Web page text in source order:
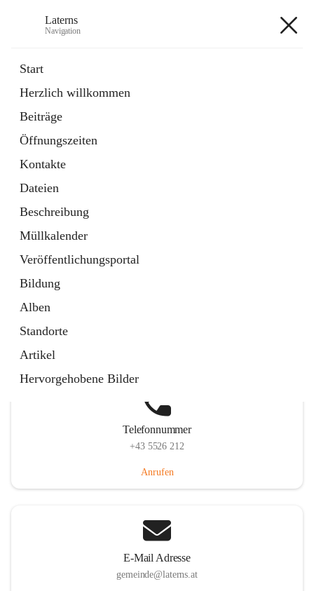
Laterns
Navigation
Start
Herzlich willkommen
Beiträge
Öffnungszeiten
Kontakte
Dateien
Beschreibung
Müllkalender
Veröffentlichungsportal
Bildung
Alben
Standorte
Artikel
Hervorgehobene Bilder
11 Schnellzugriffe
Soziales
1 Schnellzugriff
Telefonnummer
+43 5526 212
Anrufen
E-Mail Adresse
gemeinde@laterns.at